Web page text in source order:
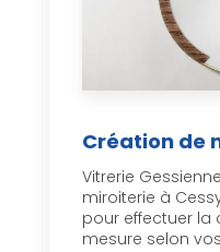
Création de
Vitrerie
miroiterie à
pour effectuer la
mesure selon